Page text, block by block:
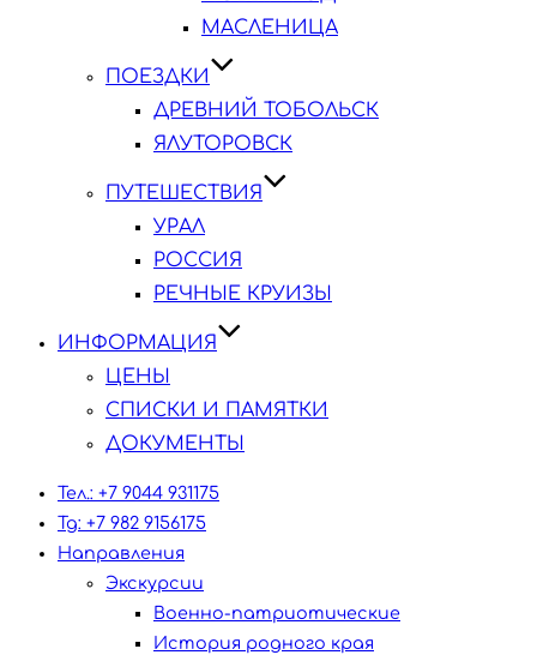
МАСЛЕНИЦА
ПОЕЗДКИ
ДРЕВНИЙ ТОБОЛЬСК
ЯЛУТОРОВСК
ПУТЕШЕСТВИЯ
УРАЛ
РОССИЯ
РЕЧНЫЕ КРУИЗЫ
ИНФОРМАЦИЯ
ЦЕНЫ
СПИСКИ И ПАМЯТКИ
ДОКУМЕНТЫ
Тел.: +7 9044 931175
Tg: +7 982 9156175
Направления
Экскурсии
Военно-патриотические
История родного края